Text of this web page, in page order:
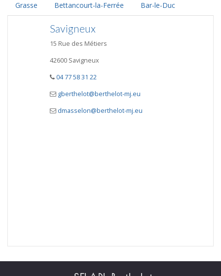
Grasse Bettancourt-la-Ferrée Bar-le-Duc
Savigneux
15 Rue des Métiers
42600 Savigneux
04 77 58 31 22
gberthelot@berthelot-mj.eu
dmasselon@berthelot-mj.eu